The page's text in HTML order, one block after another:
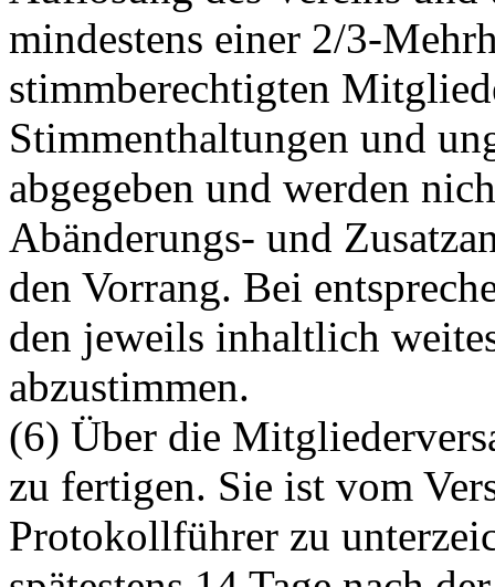
mindestens einer 2/3-
stimmberechtigten
Stimmenthaltungen und
abgegeben und werden
Abänderungs- und
den Vorrang. Bei
den jeweils inhaltlich
abzustimmen.
(6) Über die
zu fertigen. Sie ist vom
Protokollführer zu